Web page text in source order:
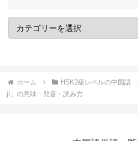
ホーム HSK2級レベルの中国語
jí」の意味・発音・読み方